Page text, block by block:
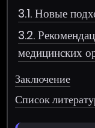
3.1. Новые
3.2.
медицинских
Заключение
Список